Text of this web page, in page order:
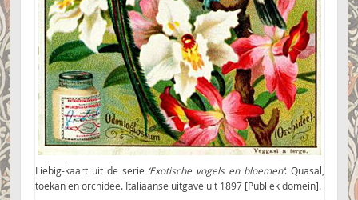
Liebig-kaart uit de serie ‘Exotische vogels en bloemen’: Quasal,
toekan en orchidee. Italiaanse uitgave uit 1897 [Publiek domein].